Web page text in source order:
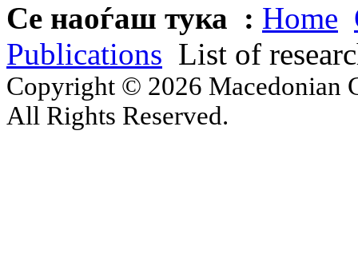
Се наоѓаш тука : Home
Publications List of
Copyright © 2026 Macedonian
All Rights Reserved.